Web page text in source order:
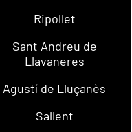
Ripollet
Sant Andreu de
Llavaneres
Agustí de Lluçanès
Sallent